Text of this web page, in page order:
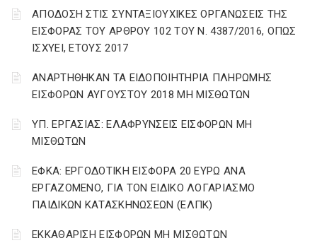
ΑΠΟΔΟΣΗ ΣΤΙΣ ΣΥΝΤΑΞΙΟΥΧΙΚΕΣ ΟΡΓΑΝΩΣΕΙΣ ΤΗΣ
ΕΙΣΦΟΡΑΣ ΤΟΥ ΑΡΘΡΟΥ 102 ΤΟΥ Ν. 4387/2016, ΟΠΩΣ
ΙΣΧΥΕΙ, ΕΤΟΥΣ 2017
ΑΝΑΡΤΗΘΗΚΑΝ ΤΑ ΕΙΔΟΠΟΙΗΤΗΡΙΑ ΠΛΗΡΩΜΗΣ
ΕΙΣΦΟΡΩΝ ΑΥΓΟΥΣΤΟΥ 2018 ΜΗ ΜΙΣΘΩΤΩΝ
ΥΠ. ΕΡΓΑΣΙΑΣ: ΕΛΑΦΡΥΝΣΕΙΣ ΕΙΣΦΟΡΩΝ ΜΗ
ΜΙΣΘΩΤΩΝ
ΕΦΚΑ: ΕΡΓΟΔΟΤΙΚΗ ΕΙΣΦΟΡΑ 20 ΕΥΡΩ ΑΝΑ
ΕΡΓΑΖΟΜΕΝΟ, ΓΙΑ ΤΟΝ ΕΙΔΙΚΟ ΛΟΓΑΡΙΑΣΜΟ
ΠΑΙΔΙΚΩΝ ΚΑΤΑΣΚΗΝΩΣΕΩΝ (ΕΛΠΚ)
ΕΚΚΑΘΑΡΙΣΗ ΕΙΣΦΟΡΩΝ ΜΗ ΜΙΣΘΩΤΩΝ